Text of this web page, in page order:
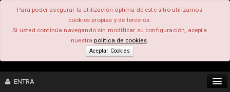
Para poder asegurar la utilización óptima de este sitio utilizamos
cookies propias y de terceros.
Si usted continúa navegando sin modificar su configuración, acepta
nuestrapolítica de cookies.
Aceptar Cookies
ENTRA